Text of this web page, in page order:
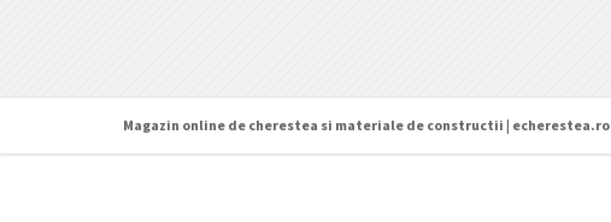
Magazin online de cherestea si materiale de constructii | echerestea.ro